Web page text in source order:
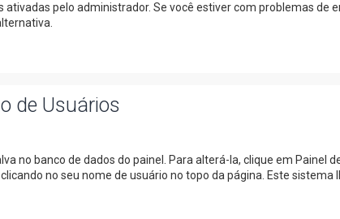
pelo administrador. Se você estiver com problemas de
de Usuários
no banco de dados do painel. Para alterá-la, clique em Painel
no seu nome de usuário no topo da página. Este sistema